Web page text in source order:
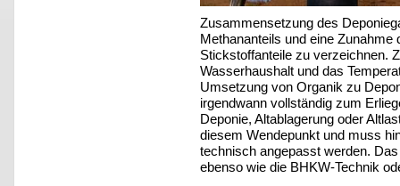
Zusammensetzung des
Methananteils und eine
Stickstoffanteile zu verzeichnen.
Wasserhaushalt und das
Umsetzung von Organik zu
irgendwann vollständig zum
Deponie, Altablagerung oder
diesem Wendepunkt und muss
technisch angepasst werden.
ebenso wie die BHKW-Technik